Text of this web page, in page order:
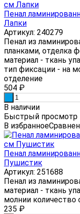
Пенал
Лапки
Артикул: 240279
Пенал из
планками, отделка
материал - ткань
тип фиксации - на
отделение
504 ₽
В наличии
Быстрый просмотр
В избранное
Пенал
Пушистик
Артикул: 251688
Пенал из
материал - ткань
молнии количество
235 ₽